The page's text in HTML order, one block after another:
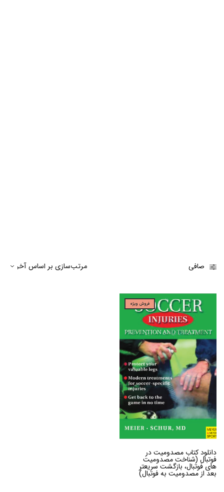
صافی
فروش ویژه
دانلود کتاب مصدومیت در
فوتبال (شناخت مصدومیت
های فوتبال، بازگشت سریعتر
بعد از مصدومیت به فوتبال)